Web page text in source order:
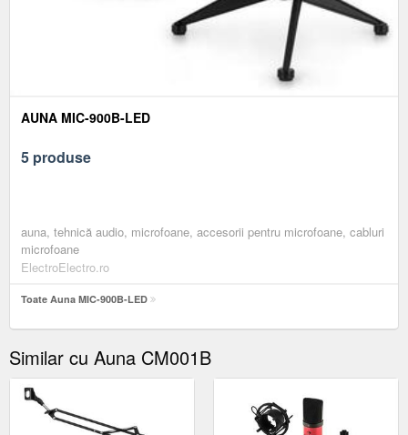
AUNA MIC-900B-LED
5 produse
auna, tehnică audio, microfoane, accesorii pentru microfoane, cabluri
microfoane
ElectroElectro.ro
Toate Auna MIC-900B-LED
Similar cu Auna CM001B